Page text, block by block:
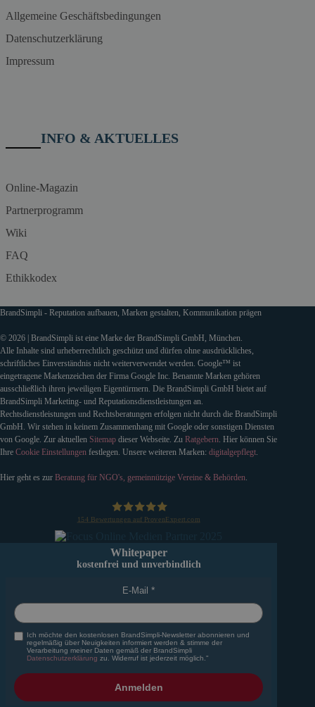
Allgemeine Geschäftsbedingungen
Datenschutzerklärung
Impressum
INFO & AKTUELLES
Online-Magazin
Partnerprogramm
Wiki
FAQ
Ethikkodex
BrandSimpli - Reputation aufbauen, Marken gestalten, Kommunikation prägen
© 2026 | BrandSimpli ist eine Marke der BrandSimpli GmbH, München.
Alle Inhalte sind urheberrechtlich geschützt und dürfen ohne ausdrückliches,
schriftliches Einverständnis nicht weiterverwendet werden. Google™ ist
eingetragene Markenzeichen der Firma Google Inc. Benannte Marken gehören
ausschließlich ihren jeweiligen Eigentürmern. Die BrandSimpli GmbH bietet auf
BrandSimpli Marketing- und Reputationsdienstleistungen an.
Rechtsdienstleistungen und Rechtsberatungen erfolgen nicht durch die BrandSimpli
GmbH. Wir stehen in keinem Zusammenhang mit Google oder sonstigen Diensten
von Google. Zur aktuellen Sitemap dieser Webseite. Zu Ratgebern . Hier können Sie
Ihre Cookie Einstellungen festlegen. Unsere weiteren Marken: digitalgepflegt
Hier geht es zur Beratung für NGO's, gemeinnützige Vereine & Behörden
154 Bewertungen auf ProvenExpert.com
Whitepaper
kostenfrei und unverbindlich
E-Mail
Ich möchte den kostenlosen BrandSimpli-Newsletter abonnieren und
regelmäßig über Neuigkeiten informiert werden & stimme der
Verarbeitung meiner Daten gemäß der BrandSimpli
Datenschutzerklärung zu. Widerruf ist jederzeit möglich."
Anmelden